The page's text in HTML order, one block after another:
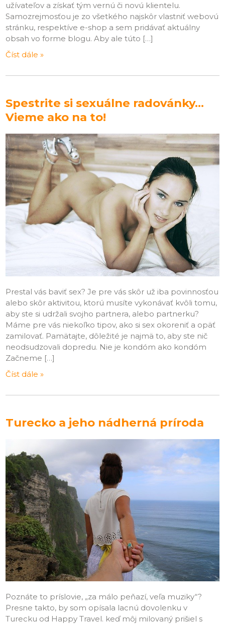
užívateľov a získať tým vernú či novú klientelu.
Samozrejmosťou je zo všetkého najskôr vlastniť webovú
stránku, respektíve e-shop a sem pridávať aktuálny
obsah vo forme blogu. Aby ale túto […]
Číst dále »
Spestrite si sexuálne radovánky…
Vieme ako na to!
Prestal vás baviť sex? Je pre vás skôr už iba povinnosťou
alebo skôr aktivitou, ktorú musíte vykonávať kvôli tomu,
aby ste si udržali svojho partnera, alebo partnerku?
Máme pre vás niekoľko tipov, ako si sex okoreniť a opäť
zamilovať. Pamätajte, dôležité je najmä to, aby ste nič
neodsudzovali dopredu. Nie je kondóm ako kondóm
Začneme […]
Číst dále »
Turecko a jeho nádherná príroda
Poznáte to príslovie, „za málo peňazí, veľa muziky“?
Presne takto, by som opísala lacnú dovolenku v
Turecku od Happy Travel. keď môj milovaný prišiel s